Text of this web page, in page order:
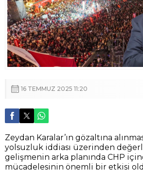
16 TEMMUZ 2025 11:20
Zeydan Karalar’ın gözaltına
yolsuzluk iddiası üzerinden
gelişmenin arka planında CHP
mücadelesinin önemli bir etkisi